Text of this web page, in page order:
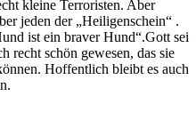
kleine Terroristen. Aber
jeden der „Heiligenschein“ .
ist ein braver Hund“.Gott sei
recht schön gewesen, das sie
Hoffentlich bleibt es auch